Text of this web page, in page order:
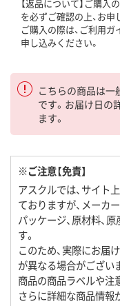
【返品について】ご購入
を必ずご確認の上、お申
ご購入の際は、ご利用ガ
申し込みください。
こちらの商品は一
です。お届け日の
ます。
※ご注意【免責】
アスクルでは、サイト
ておりますが、メーカ
パッケージ、原材料、
す。
このため、実際にお届
が異なる場合がござい
商品の商品ラベルや注
さらに詳細な商品情報